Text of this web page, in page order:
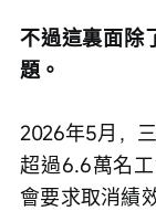
不過這裏面除
題。
2026年5月，
超過6.6萬名
會要求取消績